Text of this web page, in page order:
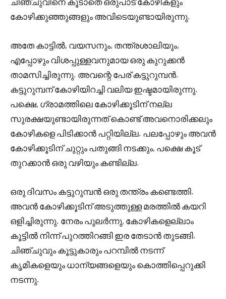
കോഴിക്കുഞ്ഞുങ്ങളും അവിടെയുണ്ടായിരുന്നു.
അതേ കാട്ടിൽ, വയസനും, തന്ത്രശാലിയും,
എപ്പോഴും വിശപ്പുള്ളവനുമായ ഒരു കുറുക്കൻ
താമസിച്ചിരുന്നു. അവന്റെ പേര് കട്ടുറുമ്പൻ.
കട്ടുറുമ്പന് കോഴിയിറച്ചി വലിയ ഇഷ്ടമായിരുന്നു.
പക്ഷെ, ഗ്രാമത്തിലെ കോഴിക്കൂടിന് നല്ല
സുരക്ഷയുണ്ടായിരുന്നത് കൊണ്ട് അവനൊരിക്കലും
കോഴികളെ പിടിക്കാൻ പറ്റിയില്ല. പലപ്പോഴും അവൻ
കോഴിക്കൂടിന് ചുറ്റും പതുങ്ങി നടക്കും, പക്ഷെ കൂട്
തുറക്കാൻ ഒരു വഴിയും കണ്ടില്ല.
ഒരു ദിവസം കട്ടുറുമ്പൻ ഒരു തന്ത്രം കണ്ടെത്തി.
അവൻ കോഴിക്കൂടിന് അടുത്തുള്ള മരത്തിൽ കയറി
ഒളിച്ചിരുന്നു. നേരം പുലർന്നു, കോഴികളെല്ലാം
കൂട്ടിൽ നിന്ന് പുറത്തിറങ്ങി ഇര തേടാൻ തുടങ്ങി.
ചിഞ്ചുവും കൂട്ടുകാരും പറമ്പിൽ നടന്ന്
കൃമികളെയും ധാന്യങ്ങളെയും കൊത്തിപ്പെറുക്കി
നടന്നു.